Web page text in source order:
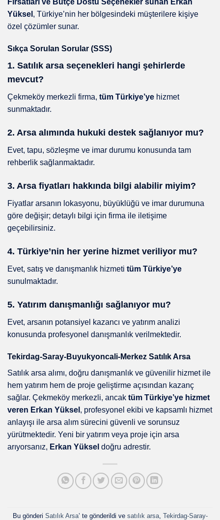
Yüksel , Türkiye’nin her bölgesindeki müşterilere kişiye
özel çözümler sunar.
Sıkça Sorulan Sorular (SSS)
1. Satılık arsa seçenekleri hangi şehirlerde
mevcut?
Çekmeköy merkezli firma, tüm Türkiye’ye hizmet
sunmaktadır.
2. Arsa alımında hukuki destek sağlanıyor mu?
Evet, tapu, sözleşme ve imar durumu konusunda tam
rehberlik sağlanmaktadır.
3. Arsa fiyatları hakkında bilgi alabilir miyim?
Fiyatlar arsanın lokasyonu, büyüklüğü ve imar durumuna
göre değişir; detaylı bilgi için firma ile iletişime
geçebilirsiniz.
4. Türkiye’nin her yerine hizmet veriliyor mu?
Evet, satış ve danışmanlık hizmeti tüm Türkiye’ye
sunulmaktadır.
5. Yatırım danışmanlığı sağlanıyor mu?
Evet, arsanın potansiyel kazancı ve yatırım analizi
konusunda profesyonel danışmanlık verilmektedir.
Tekirdag-Saray-Buyukyoncali-Merkez Satılık Arsa
Satılık arsa alımı, doğru danışmanlık ve güvenilir hizmet ile
hem yatırım hem de proje geliştirme açısından kazanç
sağlar. Çekmeköy merkezli, ancak tüm Türkiye’ye hizmet
veren Erkan Yüksel , profesyonel ekibi ve kapsamlı hizmet
anlayışı ile arsa alım sürecini güvenli ve sorunsuz
yürütmektedir. Yeni bir yatırım veya proje için arsa
arıyorsanız, Erkan Yüksel doğru adrestir.
Bu gönderi Satılık Arsa’ te gönderildi ve satılık arsa, Tekirdag-Saray-